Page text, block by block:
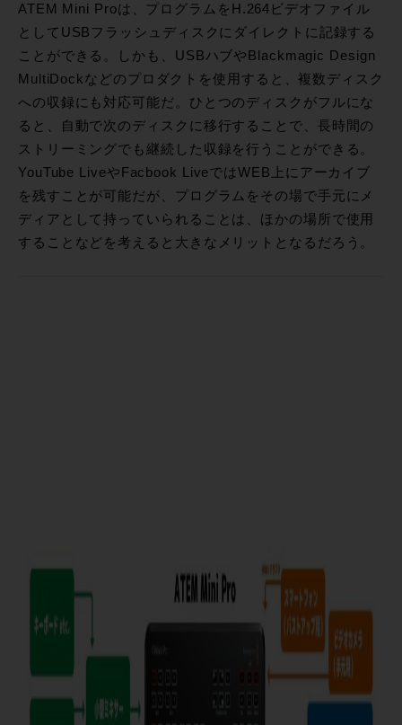
ATEM Mini Proは、プログラムをH.264ビデオファイル
としてUSBフラッシュディスクにダイレクトに記録する
ことができる。しかも、USBハブやBlackmagic Design
MultiDockなどのプロダクトを使用すると、複数ディスク
への収録にも対応可能だ。ひとつのディスクがフルにな
ると、自動で次のディスクに移行することで、長時間の
ストリーミングでも継続した収録を行うことができる。
YouTube LiveやFacbook LiveではWEB上にアーカイブ
を残すことが可能だが、プログラムをその場で手元にメ
ディアとして持っていられることは、ほかの場所で使用
することなどを考えると大きなメリットとなるだろう。